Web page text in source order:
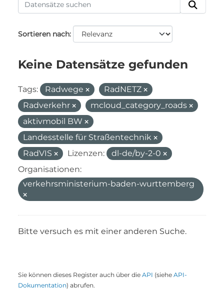
Sortieren nach
Keine Datensätze gefunden
Tags: Radwege
RadNETZ
Radverkehr
mcloud_category_roads
aktivmobil BW
Landesstelle für Straßentechnik
RadVIS
Lizenzen:
dl-de/by-2-0
Organisationen:
verkehrsministerium-baden-wurttemberg
Bitte versuch es mit einer anderen Suche.
Sie können dieses Register auch über die API (siehe API-
Dokumentation) abrufen.